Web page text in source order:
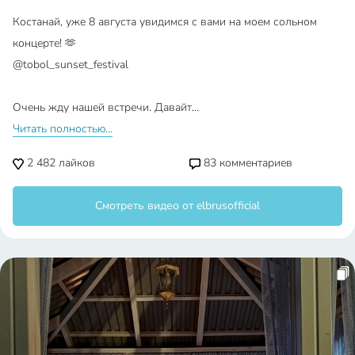
Костанай, уже 8 августа увидимся с вами на моем сольном
концерте! 🫶
@tobol_sunset_festival
Очень жду нашей встречи. Давайт…
Читать полностью...
2 482 лайков 83 комментариев
Смотреть видео от elbrusofficial